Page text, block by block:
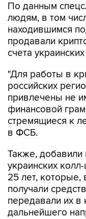
По данным
людям, в том
находившимся
продавали
счета
"Для работы в
российских
привлечены не
финансовой
стремящиеся к
в ФСБ.
Также,
украинских
25 лет,
получали
передавали их в
дальнейшего